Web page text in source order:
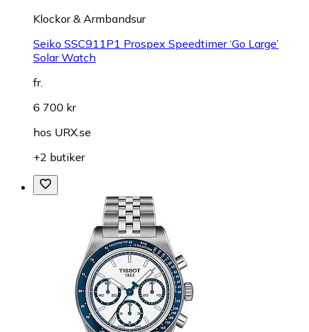
Klockor & Armbandsur
Seiko SSC911P1 Prospex Speedtimer ‘Go Large’
Solar Watch
fr.
6 700 kr
hos URX.se
+2 butiker